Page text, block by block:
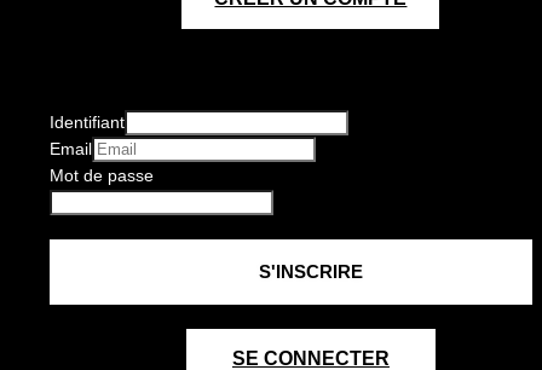
Identifiant
Email
Mot de passe
SE CONNECTER